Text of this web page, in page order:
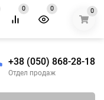
0 0 0
+38 (050) 868-28-18
Отдел продаж